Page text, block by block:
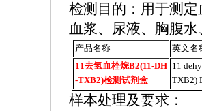
检测目的：用于测
血浆、尿液、胸腹
产品名称
英文名
11去氢血栓烷B2(11-DH
-TXB2)检测试剂盒
11
TXB2)
样本处理及要求：